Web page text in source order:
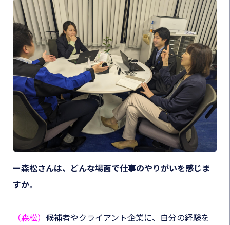
ー森松さんは、どんな場面で仕事のやりがいを感じま
すか。
（森松） 候補者やクライアント企業に、自分の経験を